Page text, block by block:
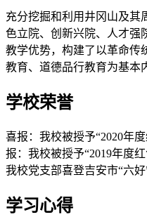
充分挖掘和利用井冈山及其
色立院、创新兴院、人才强
教学优势，构建了以革命传
教育、道德品行教育为基本
学校荣誉
喜报：我校被授予“2020年
报：我校被授予“2019年度
我校党支部喜登吉安市“六
学习心得